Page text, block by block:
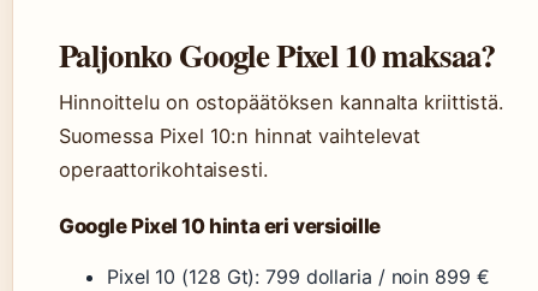
Paljonko Google Pixel 10 maksaa?
Hinnoittelu on ostopäätöksen kannalta kriittistä.
Suomessa Pixel 10:n hinnat vaihtelevat
operaattorikohtaisesti.
Google Pixel 10 hinta eri versioille
Pixel 10 (128 Gt): 799 dollaria / noin 899 €